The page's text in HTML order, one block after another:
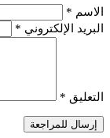
الاسم *
البريد الإلكتروني *
التعليق *
إرسال للمراجعة